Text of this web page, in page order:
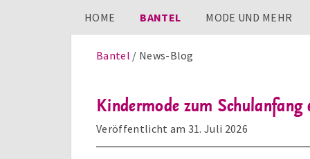
HOME BANTEL MODE UND MEHR
Bantel News-Blog
Kindermode zum
Veröffentlicht am 31. Juli 2026